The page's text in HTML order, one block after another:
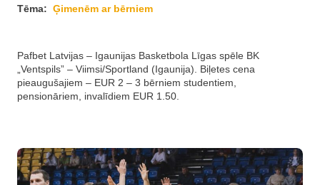
Tēma: Ģimenēm ar bērniem
Pafbet Latvijas – Igaunijas Basketbola Līgas spēle BK
„Ventspils” – Viimsi/Sportland (Igaunija). Biļetes cena
pieaugušajiem – EUR 2 – 3 bērniem studentiem,
pensionāriem, invalīdiem EUR 1.50.